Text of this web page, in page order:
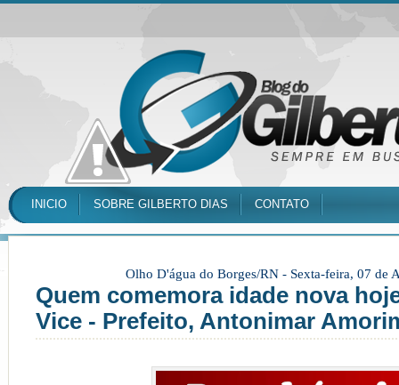
INICIO SOBRE GILBERTO DIAS CONTATO
Olho D'água do Borges/RN - Sexta-feira, 07 de
Quem comemora idade nova
Vice - Prefeito, Antonimar